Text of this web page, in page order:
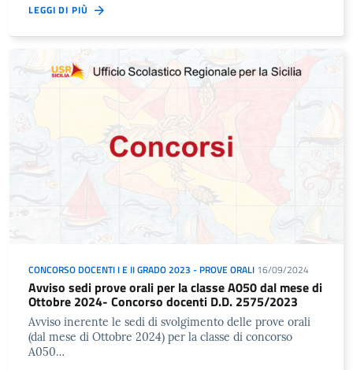
LEGGI DI PIÙ
CONCORSO DOCENTI I E II GRADO 2023 - PROVE ORALI 16/09/2024
Avviso sedi prove orali per la classe A050 dal mese di
Ottobre 2024- Concorso docenti D.D. 2575/2023
Avviso inerente le sedi di svolgimento delle prove orali
(dal mese di Ottobre 2024) per la classe di concorso
A050…